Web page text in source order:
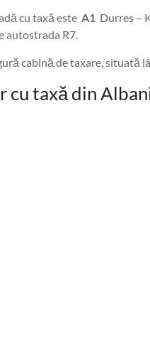
cu taxă este A1 Durres –
autostrada R7.
cabină de taxare, situată
cu taxă din